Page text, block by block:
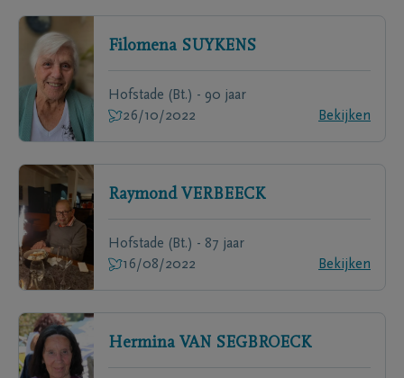
Filomena SUYKENS
Hofstade (Bt.) - 90 jaar
26/10/2022
Bekijken
Raymond VERBEECK
Hofstade (Bt.) - 87 jaar
16/08/2022
Bekijken
Hermina VAN SEGBROECK